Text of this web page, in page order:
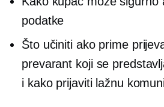
podatke
Što učiniti ako prime
prevarant koji se
i kako prijaviti lažnu